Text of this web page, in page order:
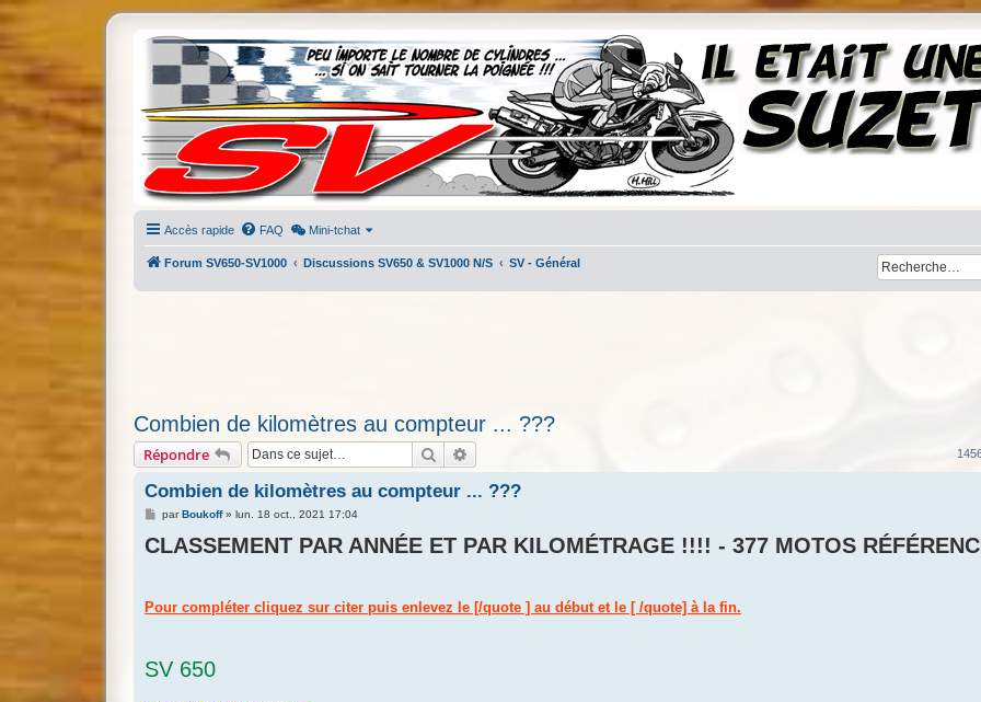
Accès rapide FAQ Mini-tchat
Forum SV650-SV1000 Discussions SV650 & SV1000 N/S SV - Général
Combien de kilomètres au compteur ... ???
Répondre Rechercher
Combien de kilomètres au compteur ... ???
M
s
s
parBoukoff» lun. 18 oct., 2021 17:04
CLASSEMENT PAR ANNÉE ET PAR KILOMÉTRAGE !!!! - 377 MOTOS
Pour compléter cliquez sur citer puis enlevez le [/quote ] au début et le [ /quote] à la fin.
SV 650